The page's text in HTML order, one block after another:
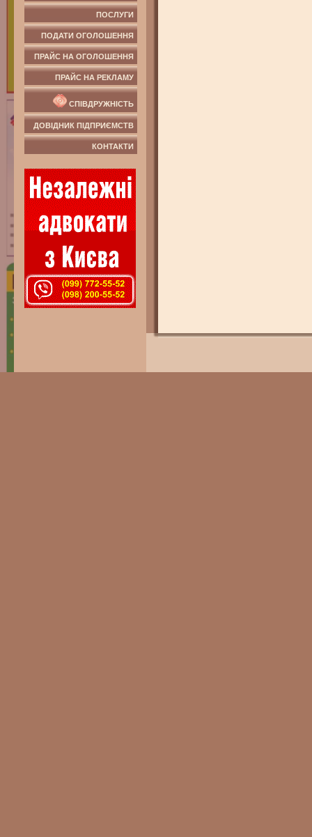
ПОСЛУГИ
ПОДАТИ ОГОЛОШЕННЯ
ПРАЙС НА ОГОЛОШЕННЯ
ПРАЙС НА РЕКЛАМУ
СПІВДРУЖНІСТЬ
ДОВІДНИК ПІДПРИЄМСТВ
КОНТАКТИ